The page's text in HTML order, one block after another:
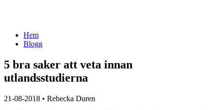
Hem
Blogg
5 bra saker att veta innan
utlandsstudierna
21-08-2018 • Rebecka Duren